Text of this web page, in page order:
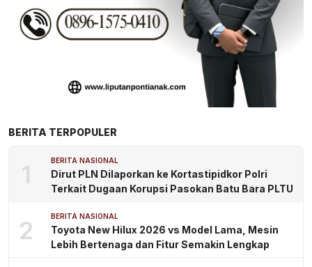
BERITA TERPOPULER
1 BERITA NASIONAL
Dirut PLN Dilaporkan ke Kortastipidkor Polri
Terkait Dugaan Korupsi Pasokan Batu Bara PLTU
2 BERITA NASIONAL
Toyota New Hilux 2026 vs Model Lama, Mesin
Lebih Bertenaga dan Fitur Semakin Lengkap